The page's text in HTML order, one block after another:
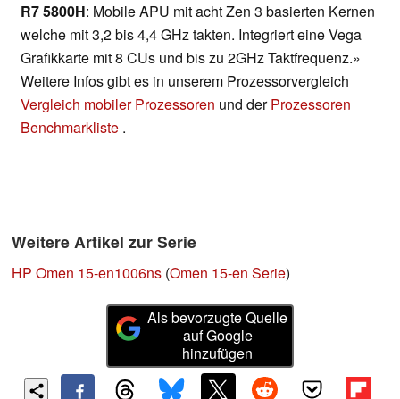
R7 5800H: Mobile APU mit acht Zen 3 basierten Kernen
welche mit 3,2 bis 4,4 GHz takten. Integriert eine Vega
Grafikkarte mit 8 CUs und bis zu 2GHz Taktfrequenz.»
Weitere Infos gibt es in unserem Prozessorvergleich
Vergleich mobiler Prozessoren und derProzessoren
Benchmarkliste .
Weitere Artikel zur Serie
HP Omen 15-en1006ns (Omen 15-en Serie)
Als bevorzugte Quelle
auf Google
hinzufügen